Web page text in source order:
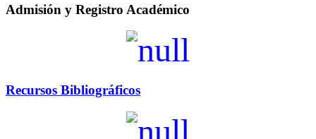
Admisión y Registro Académico
Recursos Bibliográficos